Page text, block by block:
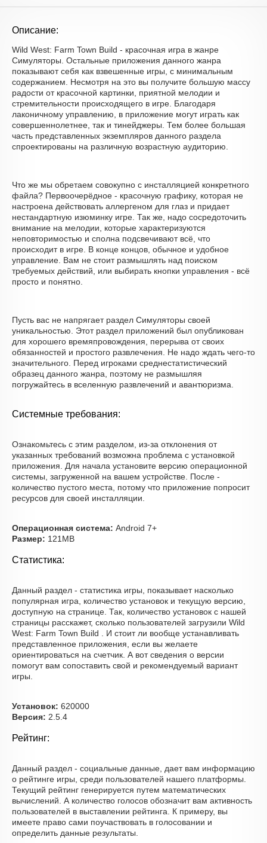
Описание:
Wild West: Farm Town Build - красочная игра в жанре
Симуляторы. Остальные приложения данного жанра
показывают себя как взвешенные игры, с минимальным
содержанием. Несмотря на это вы получите большую массу
радости от красочной картинки, приятной мелодии и
стремительности происходящего в игре. Благодаря
лаконичному управлению, в приложение могут играть как
совершеннолетнее, так и тинейджеры. Тем более большая
часть представленных экземпляров данного раздела
спроектированы на различную возрастную аудиторию.
Что же мы обретаем совокупно с инсталляцией конкретного
файла? Первоочерёдное - красочную графику, которая не
настроена действовать аллергеном для глаз и придает
нестандартную изюминку игре. Так же, надо сосредоточить
внимание на мелодии, которые характеризуются
неповторимостью и сполна подсвечивают всё, что
происходит в игре. В конце концов, обычное и удобное
управление. Вам не стоит размышлять над поиском
требуемых действий, или выбирать кнопки управления - всё
просто и понятно.
Пусть вас не напрягает раздел Симуляторы своей
уникальностью. Этот раздел приложений был опубликован
для хорошего времяпровождения, перерыва от своих
обязанностей и простого развлечения. Не надо ждать чего-то
значительного. Перед игроками среднестатистический
образец данного жанра, поэтому не размышляя
погружайтесь в вселенную развлечений и авантюризма.
Системные требования:
Ознакомьтесь с этим разделом, из-за отклонения от
указанных требований возможна проблема с установкой
приложения. Для начала установите версию операционной
системы, загруженной на вашем устройстве. После -
количество пустого места, потому что приложение попросит
ресурсов для своей инсталляции.
Операционная система: Android 7+
Размер: 121MB
Статистика:
Данный раздел - статистика игры, показывает насколько
популярная игра, количество установок и текущую версию,
доступную на странице. Так, количество установок с нашей
страницы расскажет, сколько пользователей загрузили Wild
West: Farm Town Build . И стоит ли вообще устанавливать
представленное приложения, если вы желаете
ориентироваться на счетчик. А вот сведения о версии
помогут вам сопоставить свой и рекомендуемый вариант
игры.
Установок: 620000
Версия: 2.5.4
Рейтинг:
Данный раздел - социальные данные, дает вам информацию
о рейтинге игры, среди пользователей нашего платформы.
Текущий рейтинг генерируется путем математических
вычислений. А количество голосов обозначит вам активность
пользователей в выставлении рейтинга. К примеру, вы
имеете право сами поучаствовать в голосовании и
определить данные результаты.